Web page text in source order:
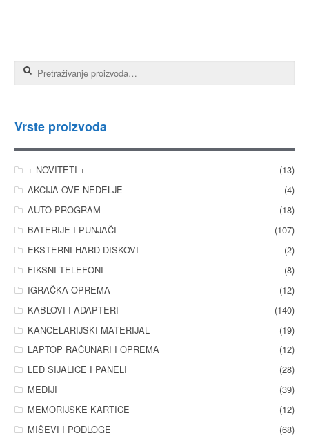
Pretraga za:
Vrste proizvoda
+ NOVITETI +
(13)
AKCIJA OVE NEDELJE
(4)
AUTO PROGRAM
(18)
BATERIJE I PUNJAČI
(107)
EKSTERNI HARD DISKOVI
(2)
FIKSNI TELEFONI
(8)
IGRAČKA OPREMA
(12)
KABLOVI I ADAPTERI
(140)
KANCELARIJSKI MATERIJAL
(19)
LAPTOP RAČUNARI I OPREMA
(12)
LED SIJALICE I PANELI
(28)
MEDIJI
(39)
MEMORIJSKE KARTICE
(12)
MIŠEVI I PODLOGE
(68)